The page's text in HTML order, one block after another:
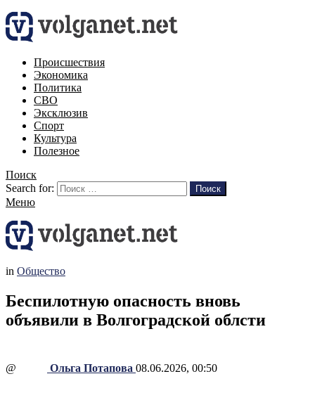
Происшествия
Экономика
Политика
СВО
Эксклюзив
Спорт
Культура
Полезное
Поиск
Search for:
Поиск
Меню
in Общество
Беспилотную опасность вновь
объявили в Волгоградской облсти
@ Ольга Потапова 08.06.2026, 00:50